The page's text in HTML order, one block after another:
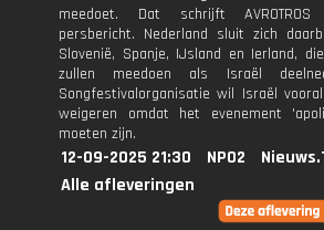
meedoet. Dat schrijft
persbericht. Nederland sluit zich
Slovenië, Spanje, IJsland en Ierland,
zullen meedoen als Israël
Songfestivalorganisatie wil Israël
weigeren omdat het evenement
moeten zijn.
12-09-2025 21:30 NPO2
Alle afleveringen